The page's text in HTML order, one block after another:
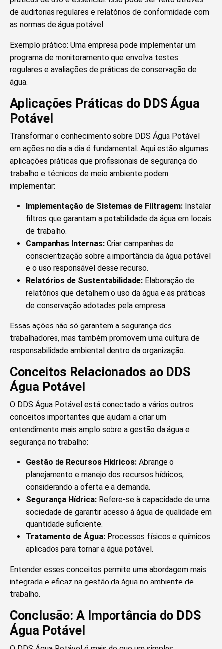
de auditorias regulares e relatórios de conformidade com
as normas de água potável.
Exemplo prático: Uma empresa pode implementar um
programa de monitoramento que envolva testes
regulares e avaliações de práticas de conservação de
água.
Aplicações Práticas do DDS Água
Potável
Transformar o conhecimento sobre DDS Água Potável
em ações no dia a dia é fundamental. Aqui estão algumas
aplicações práticas que profissionais de segurança do
trabalho e técnicos de meio ambiente podem
implementar:
Implementação de Sistemas de Filtragem: Instalar
filtros que garantam a potabilidade da água em locais
de trabalho.
Campanhas Internas: Criar campanhas de
conscientização sobre a importância da água potável
e o uso responsável desse recurso.
Relatórios de Sustentabilidade: Elaboração de
relatórios que detalhem o uso da água e as práticas
de conservação adotadas pela empresa.
Essas ações não só garantem a segurança dos
trabalhadores, mas também promovem uma cultura de
responsabilidade ambiental dentro da organização.
Conceitos Relacionados ao DDS
Água Potável
O DDS Água Potável está conectado a vários outros
conceitos importantes que ajudam a criar um
entendimento mais amplo sobre a gestão da água e
segurança no trabalho:
Gestão de Recursos Hídricos: Abrange o
planejamento e manejo dos recursos hídricos,
considerando a oferta e a demanda.
Segurança Hídrica: Refere-se à capacidade de uma
sociedade de garantir acesso à água de qualidade em
quantidade suficiente.
Tratamento de Água: Processos físicos e químicos
aplicados para tornar a água potável.
Entender esses conceitos permite uma abordagem mais
integrada e eficaz na gestão da água no ambiente de
trabalho.
Conclusão: A Importância do DDS
Água Potável